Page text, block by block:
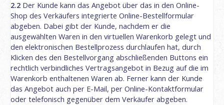
2.2 Der Kunde kann das Angebot über das in den Online-
Shop des Verkäufers integrierte Online-Bestellformular
abgeben. Dabei gibt der Kunde, nachdem er die
ausgewählten Waren in den virtuellen Warenkorb gelegt und
den elektronischen Bestellprozess durchlaufen hat, durch
Klicken des den Bestellvorgang abschließenden Buttons ein
rechtlich verbindliches Vertragsangebot in Bezug auf die im
Warenkorb enthaltenen Waren ab. Ferner kann der Kunde
das Angebot auch per E-Mail, per Online-Kontaktformular
oder telefonisch gegenüber dem Verkäufer abgeben.